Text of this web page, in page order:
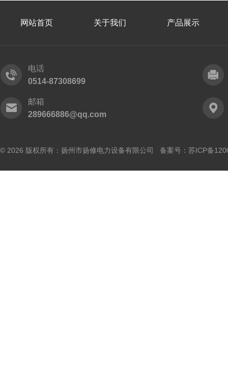
网站首页 关于我们 产品展示
电话
0514-87308699
邮箱
289666886@qq.com
© 2026 版权所有：扬州市扬修电力设备有限公司 备案号： 苏ICP备